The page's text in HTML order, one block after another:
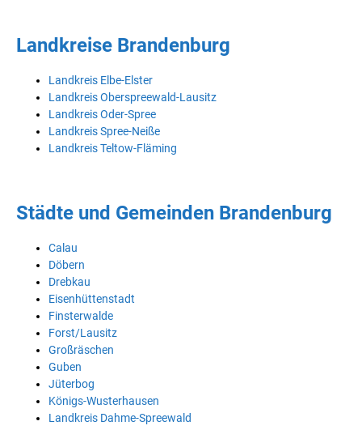
Landkreise Brandenburg
Landkreis Elbe-Elster
Landkreis Oberspreewald-Lausitz
Landkreis Oder-Spree
Landkreis Spree-Neiße
Landkreis Teltow-Fläming
Städte und Gemeinden Brandenburg
Calau
Döbern
Drebkau
Eisenhüttenstadt
Finsterwalde
Forst/Lausitz
Großräschen
Guben
Jüterbog
Königs-Wusterhausen
Landkreis Dahme-Spreewald